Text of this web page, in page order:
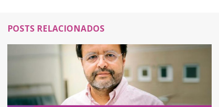
POSTS RELACIONADOS